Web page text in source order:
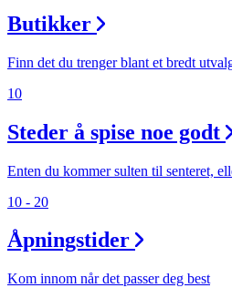
Butikker
Finn det du trenger blant et bredt
10
Steder å spise noe godt
Enten du kommer sulten til senteret,
10 - 20
Åpningstider
Kom innom når det passer deg best